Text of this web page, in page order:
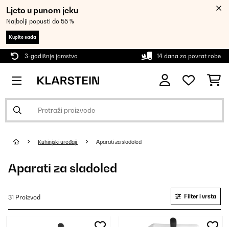
Ljeto u punom jeku
Najbolji popusti do 55 %
Kupite sada
3-godišnje jamstvo 14 dana za povrat robe
Kuhinjski uređaji Aparati za sladoled
Aparati za sladoled
31 Proizvod Filter i vrsta